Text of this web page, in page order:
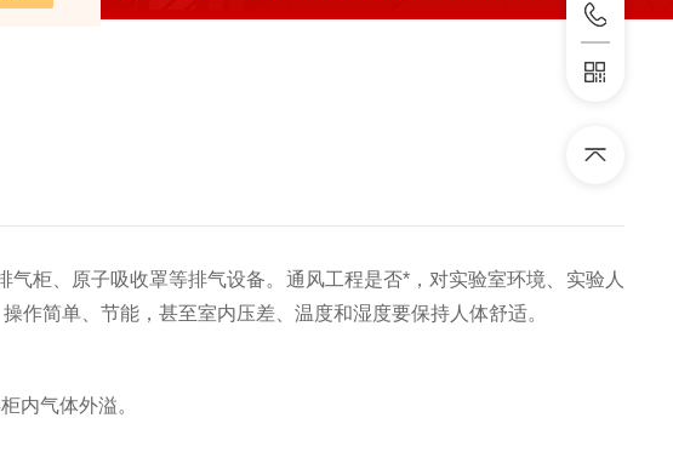
柜、原子吸收罩等排气设备。通风工程是否*，对实验室环境、实验人
作简单、节能，甚至室内压差、温度和湿度要保持人体舒适。
内气体外溢。